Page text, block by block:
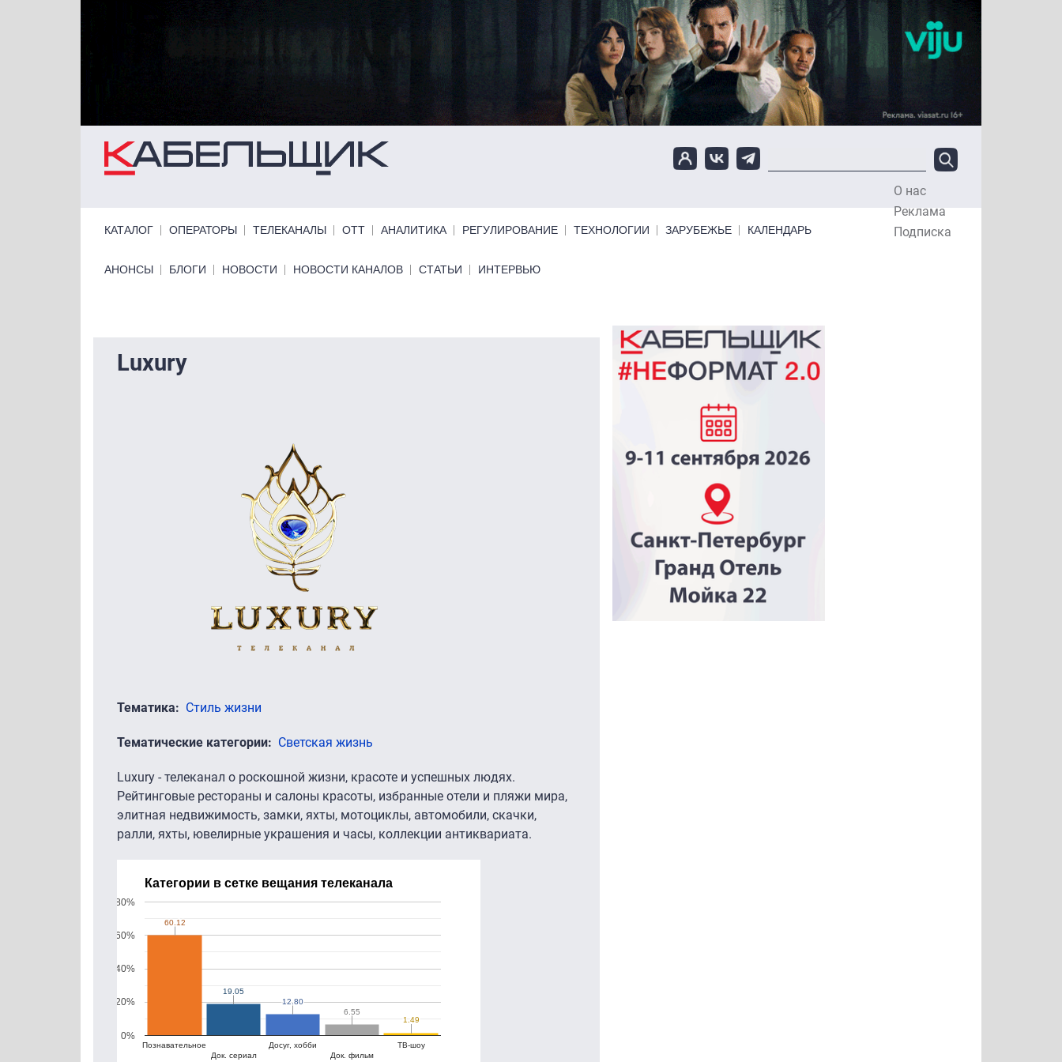
О нас
Реклама
Подписка
КАТАЛОГ ОПЕРАТОРЫ ТЕЛЕКАНАЛЫ ОТТ АНАЛИТИКА РЕГУЛИРОВАНИЕ ТЕХНОЛОГИИ ЗАРУБЕЖЬЕ КАЛЕНДАРЬ
Primary links bottom
АНОНСЫ БЛОГИ НОВОСТИ НОВОСТИ КАНАЛОВ СТАТЬИ ИНТЕРВЬЮ
Luxury
Тематика Стиль жизни
Тематические категории Светская жизнь
Luxury - телеканал о роскошной жизни, красоте и успешных людях.
Рейтинговые рестораны и салоны красоты, избранные отели и пляжи мира,
элитная недвижимость, замки, яхты, мотоциклы, автомобили, скачки,
ралли, яхты, ювелирные украшения и часы, коллекции антиквариата.
Категории в сетке вещания телеканала
Познавательное
Док. сериал
Досуг, хобби
Док. фильм
ТВ-шоу
0%
20%
40%
60%
80%
60.12
60.12
19.05
19.05
12.80
12.80
6.55
6.55
1.49
1.49